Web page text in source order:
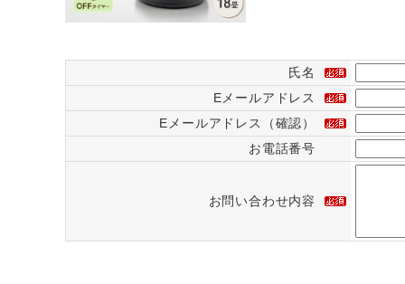
氏名
Eメールアドレス
Eメールアドレス（確認）
お電話番号
お問い合わせ内容